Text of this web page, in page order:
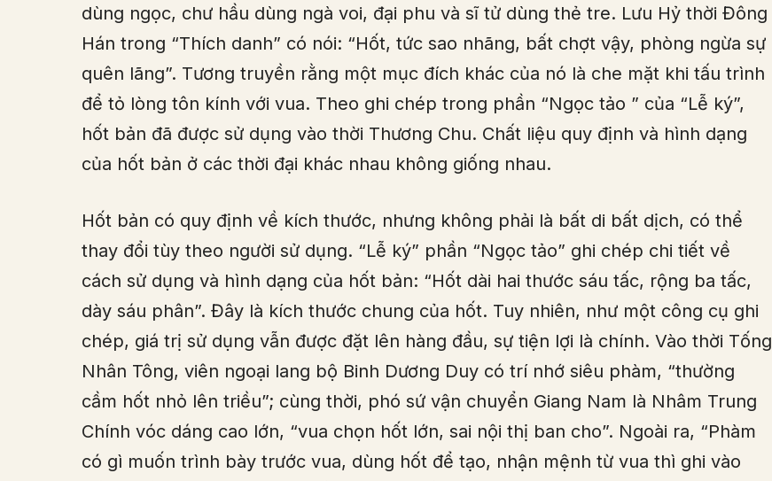
dùng ngọc, chư hầu dùng ngà voi, đại phu và sĩ tử dùng thẻ tre. Lưu Hỷ thời Đông
Hán trong “Thích danh” có nói: “Hốt, tức sao nhãng, bất chợt vậy, phòng ngừa sự
quên lãng”. Tương truyền rằng một mục đích khác của nó là che mặt khi tấu trình
để tỏ lòng tôn kính với vua. Theo ghi chép trong phần “Ngọc tảo ” của “Lễ ký”,
hốt bản đã được sử dụng vào thời Thương Chu. Chất liệu quy định và hình dạng
của hốt bản ở các thời đại khác nhau không giống nhau.
Hốt bản có quy định về kích thước, nhưng không phải là bất di bất dịch, có thể
thay đổi tùy theo người sử dụng. “Lễ ký” phần “Ngọc tảo” ghi chép chi tiết về
cách sử dụng và hình dạng của hốt bản: “Hốt dài hai thước sáu tấc, rộng ba tấc,
dày sáu phân”. Đây là kích thước chung của hốt. Tuy nhiên, như một công cụ ghi
chép, giá trị sử dụng vẫn được đặt lên hàng đầu, sự tiện lợi là chính. Vào thời Tống
Nhân Tông, viên ngoại lang bộ Binh Dương Duy có trí nhớ siêu phàm, “thường
cầm hốt nhỏ lên triều”; cùng thời, phó sứ vận chuyển Giang Nam là Nhâm Trung
Chính vóc dáng cao lớn, “vua chọn hốt lớn, sai nội thị ban cho”. Ngoài ra, “Phàm
có gì muốn trình bày trước vua, dùng hốt để tạo, nhận mệnh từ vua thì ghi vào